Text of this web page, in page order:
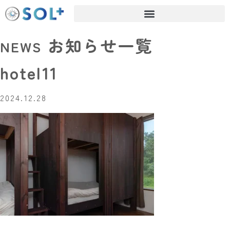
NEWS お知らせ一覧
hotel11
2024.12.28